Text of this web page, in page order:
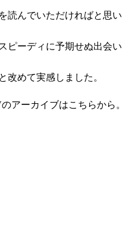
を読んでいただければと思い
ピーディに予期せぬ出会い
改めて実感しました。
アーカイブはこちらから。